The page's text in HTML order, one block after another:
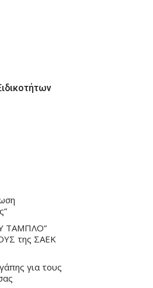
ΤΑΜΠΛΟ”
της ΣΑΕΚ
για τους